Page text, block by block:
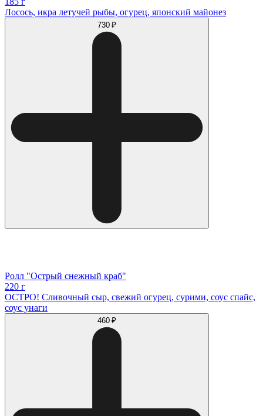
Лосось, икра летучей рыбы, огурец, японский майонез
730 ₽
Ролл "Острый снежный краб"
220 г
ОСТРО! Сливочный сыр, свежий огурец, сурими, соус спайс,
соус унаги
460 ₽